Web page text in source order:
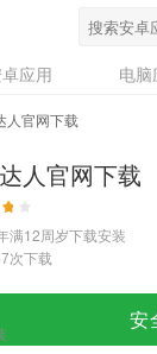
应用 电脑
专题
人官网下载
人官网下载
满12周岁下载安装
次下载
安